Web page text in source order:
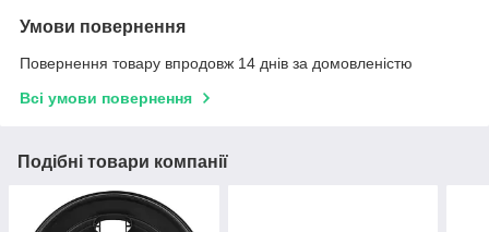
Умови повернення
Повернення товару впродовж 14 днів за домовленістю
Всі умови повернення
Подібні товари компанії